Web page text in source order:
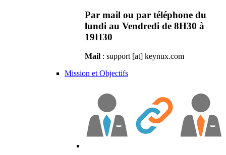
Par mail ou par téléphone du
lundi au Vendredi de 8H30 à
19H30
Mail : support [at] keynux.com
Mission et Objectifs